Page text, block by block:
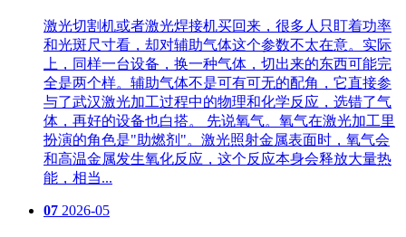
激光切割机或者激光焊接机买回来，很多人只盯着功率
和光斑尺寸看，却对辅助气体这个参数不太在意。实际
上，同样一台设备，换一种气体，切出来的东西可能完
全是两个样。辅助气体不是可有可无的配角，它直接参
与了武汉激光加工过程中的物理和化学反应，选错了气
体，再好的设备也白搭。 先说氧气。氧气在激光加工里
扮演的角色是"助燃剂"。激光照射金属表面时，氧气会
和高温金属发生氧化反应，这个反应本身会释放大量热
能，相当...
07 2026-05